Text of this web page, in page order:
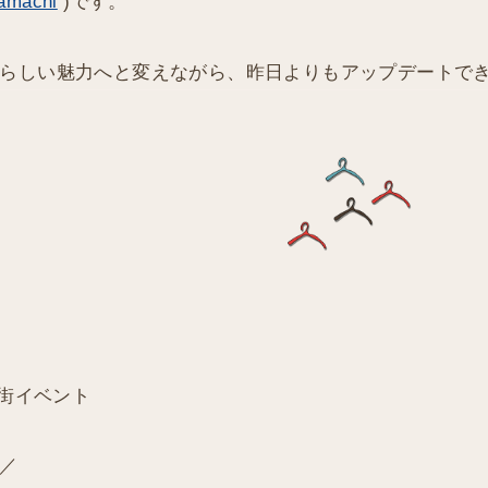
しい魅力へと変えながら、昨日よりもアップデートで
イベント